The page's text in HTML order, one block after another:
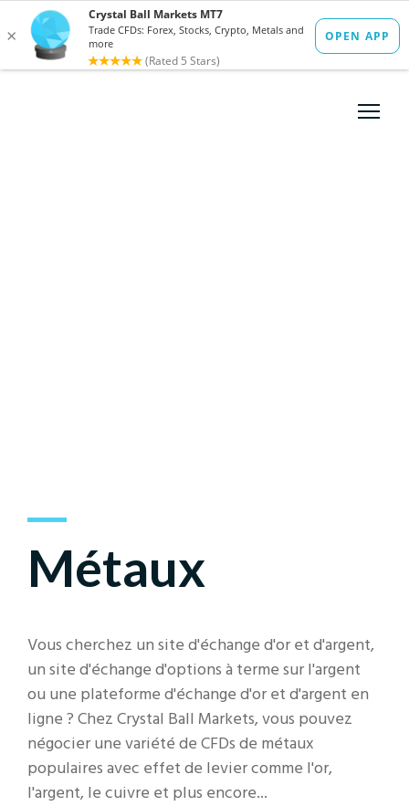
Métaux
Vous cherchez un site d'échange d'or et d'argent,
un site d'échange d'options à terme sur l'argent
ou une plateforme d'échange d'or et d'argent en
ligne ? Chez Crystal Ball Markets, vous pouvez
négocier une variété de CFDs de métaux
populaires avec effet de levier comme l'or,
l'argent, le cuivre et plus encore...